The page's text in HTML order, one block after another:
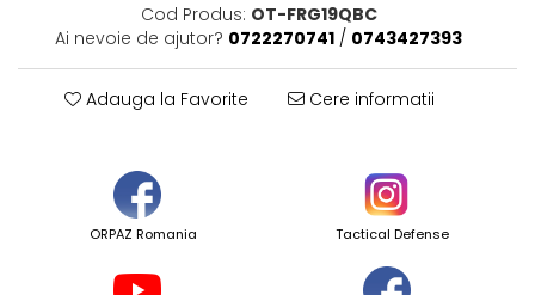
Cod Produs: OT-FRG19QBC
Ai nevoie de ajutor? 0722270741 / 0743427393
Adauga la Favorite Cere informatii
ORPAZ Romania Tactical Defense